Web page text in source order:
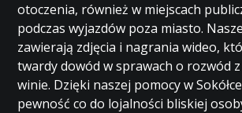
otoczenia, również w miejscach
podczas wyjazdów poza miasto.
zawierają zdjęcia i nagrania wideo,
twardy dowód w sprawach o rozwód
winie. Dzięki naszej pomocy w
pewność co do lojalności bliskiej